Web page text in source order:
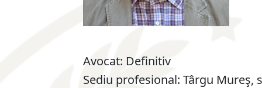
Avocat: Definitiv
Sediu profesional: Târgu Mureş,